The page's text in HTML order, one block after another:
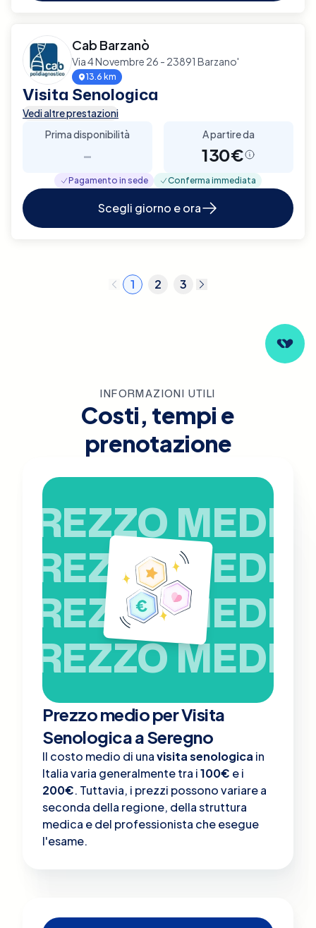
Cab Barzanò
Via 4 Novembre 26 - 23891 Barzano'
13.6 km
Visita Senologica
Vedi altre prestazioni
Prima disponibilità
-
A partire da
130€
Pagamento in sede Conferma immediata
Scegli giorno e ora
1 2 3
INFORMAZIONI UTILI
Costi, tempi e
prenotazione
PREZZO MEDIO
PREZZO MEDIO
PREZZO MEDIO
PREZZO MEDIO
Prezzo medio per Visita
Senologica a Seregno
Il costo medio di unavisita senologica in
Italia varia generalmente tra i100€ e i
200€. Tuttavia, i prezzi possono variare a
seconda della regione, della struttura
medica e del professionista che esegue
l'esame.